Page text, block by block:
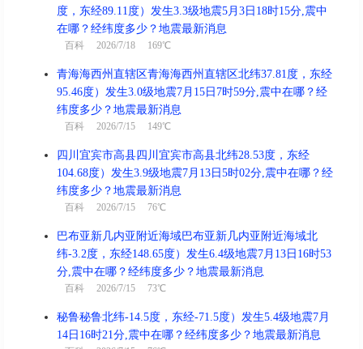
度，东经89.11度）发生3.3级地震5月3日18时15分,震中
在哪？经纬度多少？地震最新消息
百科 2026/7/18 169℃
青海海西州直辖区青海海西州直辖区北纬37.81度，东经
95.46度）发生3.0级地震7月15日7时59分,震中在哪？经
纬度多少？地震最新消息
百科 2026/7/15 149℃
四川宜宾市高县四川宜宾市高县北纬28.53度，东经
104.68度）发生3.9级地震7月13日5时02分,震中在哪？经
纬度多少？地震最新消息
百科 2026/7/15 76℃
巴布亚新几内亚附近海域巴布亚新几内亚附近海域北
纬-3.2度，东经148.65度）发生6.4级地震7月13日16时53
分,震中在哪？经纬度多少？地震最新消息
百科 2026/7/15 73℃
秘鲁秘鲁北纬-14.5度，东经-71.5度）发生5.4级地震7月
14日16时21分,震中在哪？经纬度多少？地震最新消息